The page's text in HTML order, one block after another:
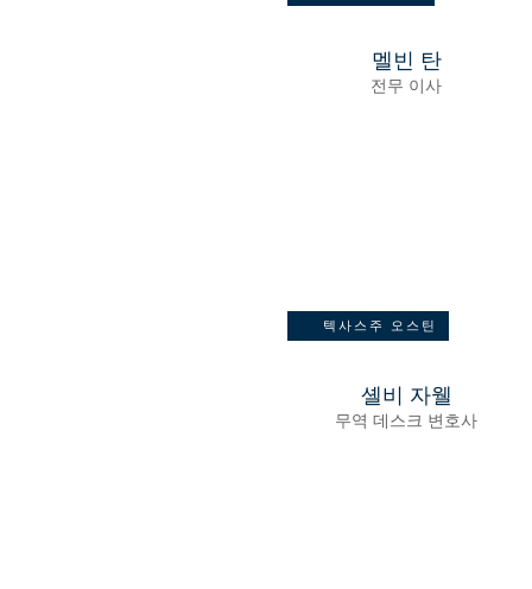
멜빈 탄
전무 이사
텍사스주 오스틴
셸비 자웰
무역 데스크 변호사